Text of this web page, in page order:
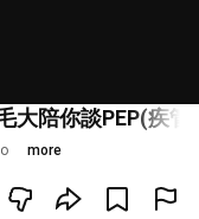
大陪你談PEP(疾
more